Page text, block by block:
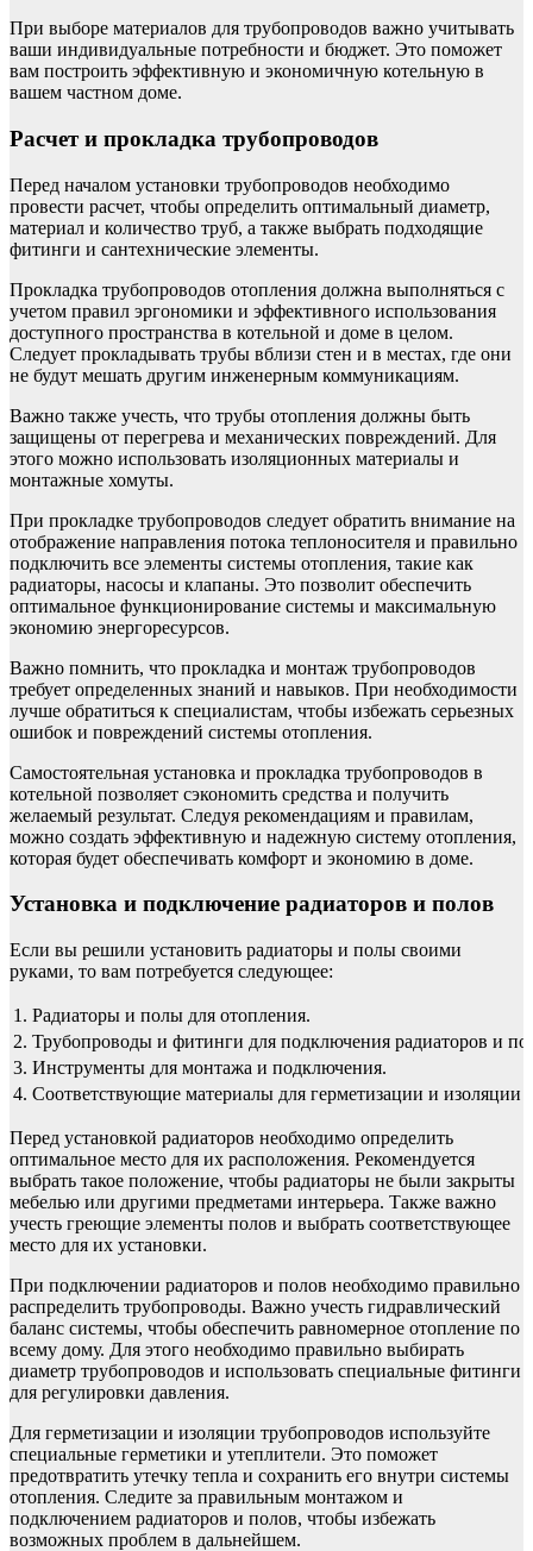
При выборе материалов для трубопроводов важно учитывать
ваши индивидуальные потребности и бюджет. Это поможет
вам построить эффективную и экономичную котельную в
вашем частном доме.
Расчет и прокладка трубопроводов
Перед началом установки трубопроводов необходимо
провести расчет, чтобы определить оптимальный диаметр,
материал и количество труб, а также выбрать подходящие
фитинги и сантехнические элементы.
Прокладка трубопроводов отопления должна выполняться с
учетом правил эргономики и эффективного использования
доступного пространства в котельной и доме в целом.
Следует прокладывать трубы вблизи стен и в местах, где они
не будут мешать другим инженерным коммуникациям.
Важно также учесть, что трубы отопления должны быть
защищены от перегрева и механических повреждений. Для
этого можно использовать изоляционных материалы и
монтажные хомуты.
При прокладке трубопроводов следует обратить внимание на
отображение направления потока теплоносителя и правильно
подключить все элементы системы отопления, такие как
радиаторы, насосы и клапаны. Это позволит обеспечить
оптимальное функционирование системы и максимальную
экономию энергоресурсов.
Важно помнить, что прокладка и монтаж трубопроводов
требует определенных знаний и навыков. При необходимости
лучше обратиться к специалистам, чтобы избежать серьезных
ошибок и повреждений системы отопления.
Самостоятельная установка и прокладка трубопроводов в
котельной позволяет сэкономить средства и получить
желаемый результат. Следуя рекомендациям и правилам,
можно создать эффективную и надежную систему отопления,
которая будет обеспечивать комфорт и экономию в доме.
Установка и подключение радиаторов и полов
Если вы решили установить радиаторы и полы своими
руками, то вам потребуется следующее:
1. Радиаторы и полы для отопления.
2. Трубопроводы и фитинги для подключения радиаторов и
3. Инструменты для монтажа и подключения.
4. Соответствующие материалы для герметизации и изоляции
Перед установкой радиаторов необходимо определить
оптимальное место для их расположения. Рекомендуется
выбрать такое положение, чтобы радиаторы не были закрыты
мебелью или другими предметами интерьера. Также важно
учесть греющие элементы полов и выбрать соответствующее
место для их установки.
При подключении радиаторов и полов необходимо правильно
распределить трубопроводы. Важно учесть гидравлический
баланс системы, чтобы обеспечить равномерное отопление по
всему дому. Для этого необходимо правильно выбирать
диаметр трубопроводов и использовать специальные фитинги
для регулировки давления.
Для герметизации и изоляции трубопроводов используйте
специальные герметики и утеплители. Это поможет
предотвратить утечку тепла и сохранить его внутри системы
отопления. Следите за правильным монтажом и
подключением радиаторов и полов, чтобы избежать
возможных проблем в дальнейшем.